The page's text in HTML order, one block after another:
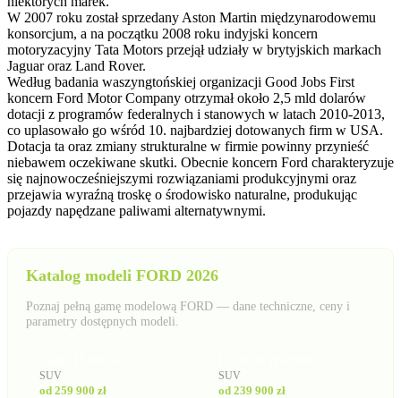
W 2007 roku został sprzedany Aston Martin międzynarodowemu
konsorcjum, a na początku 2008 roku indyjski koncern
motoryzacyjny Tata Motors przejął udziały w brytyjskich markach
Jaguar oraz Land Rover.
Według badania waszyngtońskiej organizacji Good Jobs First
koncern Ford Motor Company otrzymał około 2,5 mld dolarów
dotacji z programów federalnych i stanowych w latach 2010-2013,
co uplasowało go wśród 10. najbardziej dotowanych firm w USA.
Dotacja ta oraz zmiany strukturalne w firmie powinny przynieść
niebawem oczekiwane skutki. Obecnie koncern Ford charakteryzuje
się najnowocześniejszymi rozwiązaniami produkcyjnymi oraz
przejawia wyraźną troskę o środowisko naturalne, produkując
pojazdy napędzane paliwami alternatywnymi.
Katalog modeli FORD 2026
Poznaj pełną gamę modelową FORD — dane techniczne, ceny i
parametry dostępnych modeli.
SUV
od 259 900 zł
SUV
od 239 900 zł